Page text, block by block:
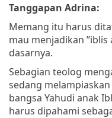
Tanggapan Adrina:
Memang itu harus
mau menjadikan ”iblis
dasarnya.
Sebagian teolog
sedang
bangsa Yahudi anak
harus dipahami